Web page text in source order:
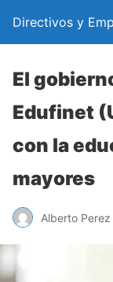
Directivos y
El
Edufinet
con la
mayores
Alberto Perez